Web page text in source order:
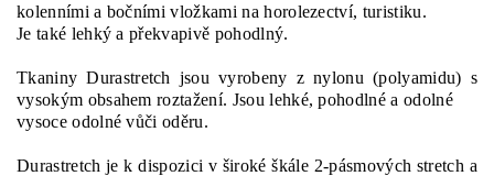
kolenními a bočními vložkami na horolezectví, turistiku.
Je také lehký a překvapivě pohodlný.
Tkaniny Durastretch jsou vyrobeny z nylonu (polyamidu) s
vysokým obsahem roztažení. Jsou lehké, pohodlné a odolné
vysoce odolné vůči oděru.
Durastretch je k dispozici v široké škále 2-pásmových stretch a